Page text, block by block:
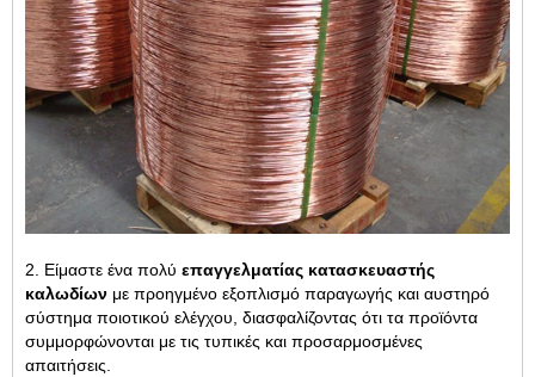
2. Είμαστε ένα πολύ επαγγελματίας κατασκευαστής
καλωδίων με προηγμένο εξοπλισμό παραγωγής και αυστηρό
σύστημα ποιοτικού ελέγχου, διασφαλίζοντας ότι τα προϊόντα
συμμορφώνονται με τις τυπικές και προσαρμοσμένες
απαιτήσεις.